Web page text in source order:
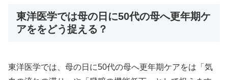
東洋医学では母の日に50代の母へ更年期ケ
アををどう捉える？
東洋医学では、母の日に50代の母へ更年期ケアをは「気